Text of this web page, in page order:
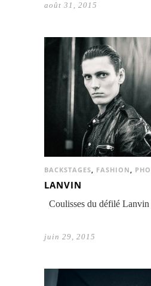
août 31, 2015
BACKSTAGES, FASHION,
LANVIN
Coulisses du défilé
juin 29, 2015